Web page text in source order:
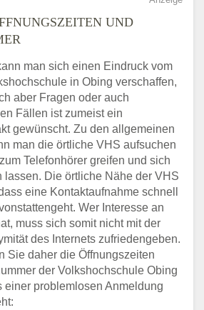
UND
man sich einen Eindruck vom
in Obing verschaffen,
aber Fragen oder auch
Fällen ist zumeist ein
gewünscht. Zu den allgemeinen
man die örtliche VHS aufsuchen
Telefonhörer greifen und sich
lassen. Die örtliche Nähe der VHS
eine Kontaktaufnahme schnell
Wer Interesse an
muss sich somit nicht mit der
des Internets zufriedengeben.
Sie daher die Öffnungszeiten
der Volkshochschule Obing
einer problemlosen Anmeldung